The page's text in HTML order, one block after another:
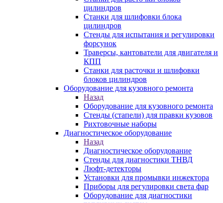
цилиндров
Станки для шлифовки блока
цилиндров
Стенды для испытания и регулировки
форсунок
Траверсы, кантователи для двигателя и
КПП
Станки для расточки и шлифовки
блоков цилиндров
Оборудование для кузовного ремонта
Назад
Оборудование для кузовного ремонта
Стенды (стапели) для правки кузовов
Рихтовочные наборы
Диагностическое оборудование
Назад
Диагностическое оборудование
Стенды для диагностики ТНВД
Люфт-детекторы
Установки для промывки инжектора
Приборы для регулировки света фар
Оборудование для диагностики